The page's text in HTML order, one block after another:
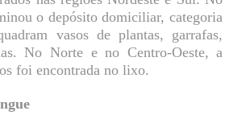
o depósito domiciliar, categoria
vasos de plantas, garrafas,
No Norte e no Centro-Oeste, a
foi encontrada no lixo.